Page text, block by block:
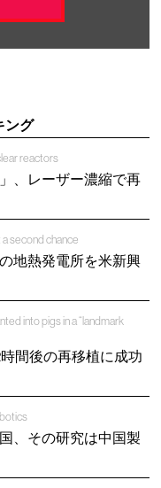
ング
reactors
、レーザー濃縮で再
second chance
地熱発電所を米新興
into pigs in a “landmark
間後の再移植に成功
、その研究は中国製